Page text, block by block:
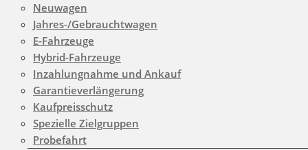
Neuwagen
Jahres-/Gebrauchtwagen
E-Fahrzeuge
Hybrid-Fahrzeuge
Inzahlungnahme und Ankauf
Garantieverlängerung
Kaufpreisschutz
Spezielle Zielgruppen
Probefahrt
Warning
: count(): Parameter
must be an array or an object
that implements Countable in
/www/htdocs/w01d0508/wp-
content/themes/induxo-
child/template-